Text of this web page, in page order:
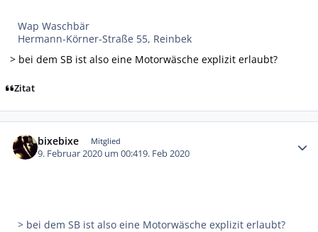
Wap Waschbär
Hermann-Körner-Straße 55, Reinbek
> bei dem SB ist also eine Motorwäsche explizit erlaubt?
Zitat
bixebixe Mitglied
9. Februar 2020 um 00:419. Feb 2020
> bei dem SB ist also eine Motorwäsche explizit erlaubt?